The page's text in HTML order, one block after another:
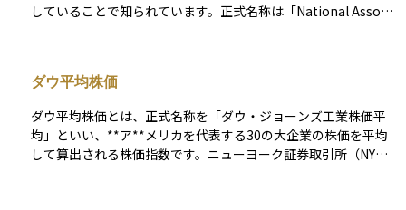
していることで知られています。正式名称は「National Associ
ソフト、アマゾンなどの大手テクノロジー企業を含む多くの企
業が上場しています。NASDAQは電子取引を採用しており、取
引スピードや透明性が高いのが特徴です。また、証券会社（マ
ーケットメーカー）が仲介する「ディーラー市場」としての特
性も持っています。 NASDAQには「NASDAQ Global Select Ma
ダウ平均株価
ダウ平均株価とは、正式名称を「ダウ・ジョーンズ工業株価平
均」といい、**ア**メリカを代表する30の大企業の株価を平均
して算出される株価指数です。ニューヨーク証券取引所（NYS